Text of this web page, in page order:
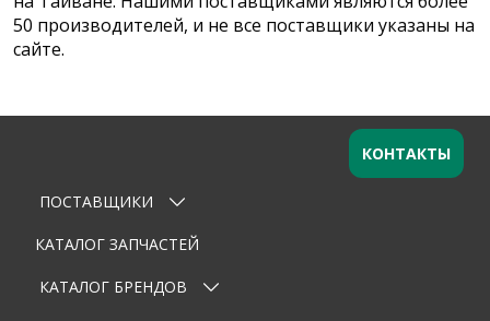
50 производителей, и не все поставщики указаны на
сайте.
Оставьте заявку
Ваше имя
Email
ПОСТАВЩИКИ
КАТАЛОГ ЗАПЧАСТЕЙ
КАТАЛОГ БРЕНДОВ
КОНТАКТЫ